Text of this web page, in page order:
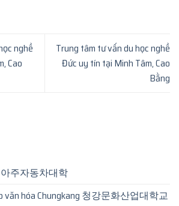
nghề
Cao
Trung tâm tư vấn du học nghề
Đức uy tín tại Minh Tâm, Cao
Bằng
아주자동차대학
văn hóa Chungkang 청강문화산업대학교